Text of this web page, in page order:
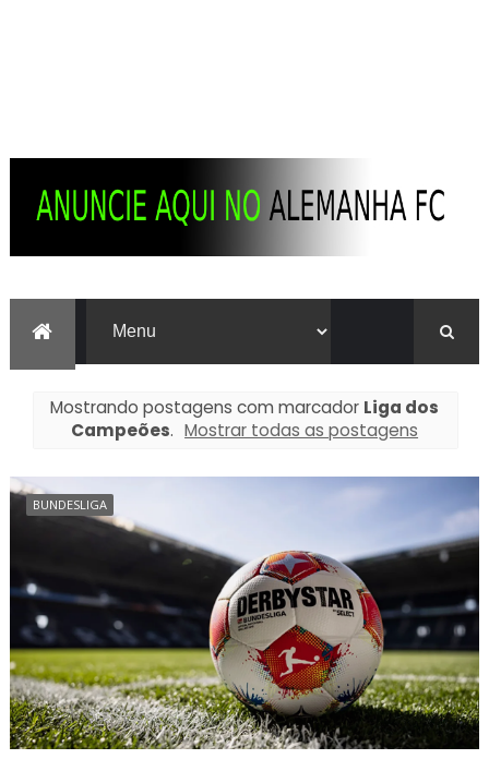
Mostrando postagens com marcador Liga dos
Campeões. Mostrar todas as postagens
BUNDESLIGA